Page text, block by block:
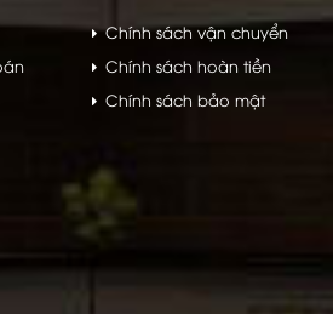
Chính sách vận chuyển
Chính sách hoàn tiền
Chính sách bảo mật